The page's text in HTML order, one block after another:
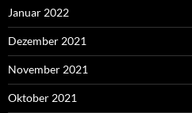
Januar 2022
Dezember 2021
November 2021
Oktober 2021